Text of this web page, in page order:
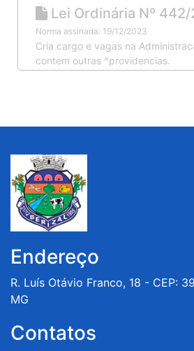
Lei Ordinária Nº
Norma assinada: 19/12/2023
Cria cargo e vagas na
contem outras ^providencias.
Endereço
R. Luís Otávio Franco, 18 - CEP:
MG
Contatos